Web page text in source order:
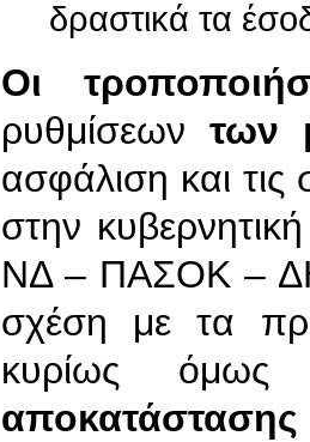
δραστικά τα
Οι
ρυθμίσεων των
ασφάλιση και τις
στην
ΝΔ – ΠΑΣΟΚ –
σχέση με τα
κυρίως